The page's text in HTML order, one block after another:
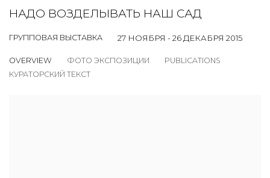
НАДО ВОЗДЕЛЫВАТЬ НАШ САД
ГРУППОВАЯ ВЫСТАВКА 27 НОЯБРЯ - 26 ДЕКАБРЯ 2015
OVERVIEW ФОТО ЭКСПОЗИЦИИ
PUBLICATIONS
КУРАТОРСКИЙ ТЕКСТ